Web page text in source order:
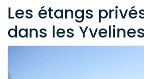
Les étangs
dans les